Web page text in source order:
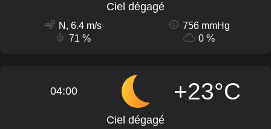
Ciel dégagé
N, 6.4 m/s
756 mmHg
71 %
0 %
04:00 +23°C
Ciel dégagé